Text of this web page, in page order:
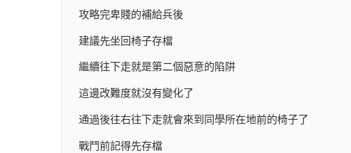
攻略完卑賤的補給兵後
建議先坐回椅子存檔
繼續往下走就是第二個惡意的陷阱
這邊改難度就沒有變化了
通過後往右往下走就會來到同學所在地前的椅子了
戰鬥前記得先存檔